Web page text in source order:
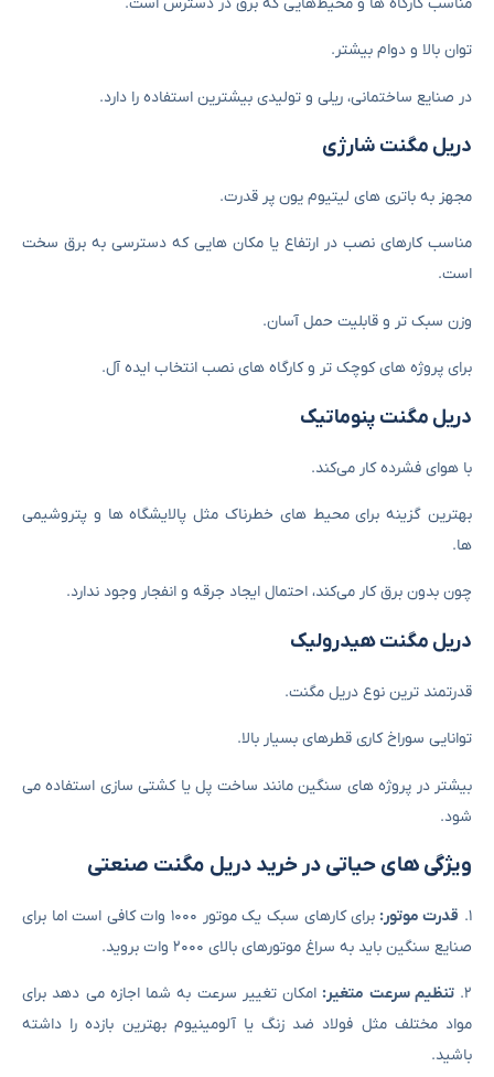
توان بالا و دوام بیشتر.
در صنایع ساختمانی، ریلی و تولیدی بیشترین استفاده را دارد.
دریل مگنت شارژی
مجهز به باتری‌ های لیتیوم یون پر قدرت.
مناسب کارهای نصب در ارتفاع یا مکان ‌هایی که دسترسی به برق سخت
است.
وزن سبک‌ تر و قابلیت حمل آسان.
برای پروژه‌ های کوچک ‌تر و کارگاه‌ های نصب انتخاب ایده ‌آل.
دریل مگنت پنوماتیک
با هوای فشرده کار می‌کند.
بهترین گزینه برای محیط‌ های خطرناک مثل پالایشگاه ‌ها و پتروشیمی‌
ها.
چون بدون برق کار می‌کند، احتمال ایجاد جرقه و انفجار وجود ندارد.
دریل مگنت هیدرولیک
قدرتمند ترین نوع دریل مگنت.
توانایی سوراخ‌ کاری قطرهای بسیار بالا.
بیشتر در پروژه‌ های سنگین مانند ساخت پل یا کشتی ‌سازی استفاده می
‌شود.
ویژگی ‌های حیاتی در خرید دریل مگنت صنعتی
۱. قدرت موتور:
برای کارهای سبک یک موتور ۱۰۰۰ وات کافی است اما برای
صنایع سنگین باید به سراغ موتورهای بالای ۲۰۰۰ وات بروید.
۲. تنظیم سرعت متغیر: امکان تغییر سرعت به شما اجازه می ‌دهد برای
مواد مختلف مثل فولاد ضد زنگ یا آلومینیوم بهترین بازده را داشته
باشید.